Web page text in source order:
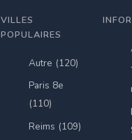
VILLES
POPULAIRES
Autre (120)
Paris 8e
(110)
Reims (109)